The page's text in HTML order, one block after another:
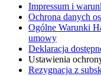
Impressum i
Ochrona danych
Ogólne Warunki
umowy
Deklaracja
Ustawienia
Rezygnacja z